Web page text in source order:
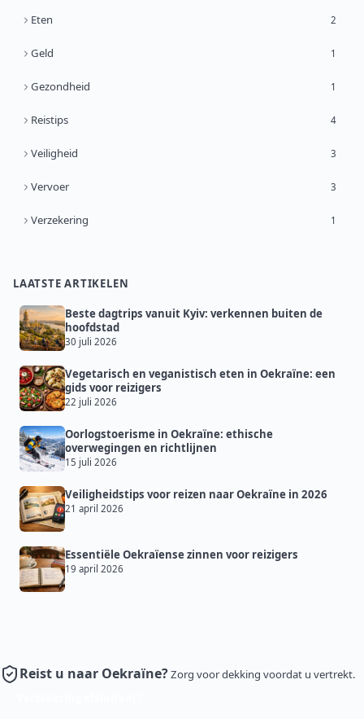
Eten 2
Geld 1
Gezondheid 1
Reistips 4
Veiligheid 3
Vervoer 3
Verzekering 1
LAATSTE ARTIKELEN
Beste dagtrips vanuit Kyiv: verkennen buiten de
hoofdstad
30 juli 2026
Vegetarisch en veganistisch eten in Oekraïne: een
gids voor reizigers
22 juli 2026
Oorlogstoerisme in Oekraïne: ethische
overwegingen en richtlijnen
15 juli 2026
Veiligheidstips voor reizen naar Oekraïne in 2026
21 april 2026
Essentiële Oekraïense zinnen voor reizigers
19 april 2026
Reist u naar Oekraïne?Zorg voor dekking voordat u vertrekt.